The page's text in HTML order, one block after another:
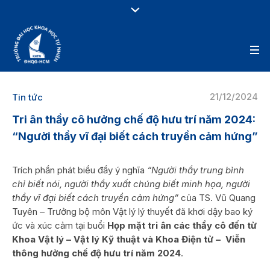
21/12/2024
Tin tức
Tri ân thầy cô hưởng chế độ hưu trí năm 2024:
“Người thầy vĩ đại biết cách truyền cảm hứng”
Trích phần phát biểu đầy ý nghĩa “Người thầy trung bình
chỉ biết nói, người thầy xuất chúng biết minh họa, người
thầy vĩ đại biết cách truyền cảm hứng” của TS. Vũ Quang
Tuyên – Trưởng bộ môn Vật lý lý thuyết đã khơi dậy bao ký
ức và xúc cảm tại buổi Họp mặt tri ân các thầy cô đến từ
Khoa Vật lý – Vật lý Kỹ thuật và Khoa Điện tử – Viễn
thông hưởng chế độ hưu trí năm 2024.